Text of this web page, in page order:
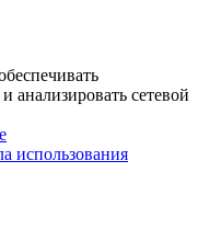
анализировать сетевой
использования